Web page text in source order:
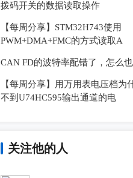
拨码开关的数据读取操作
【每周分享】STM32H743使用
PWM+DMA+FMC的方式读取A
CAN FD的波特率配错了，怎么
【每周分享】用万用表电压档为
不到U74HC595输出通道的电
关注他的人